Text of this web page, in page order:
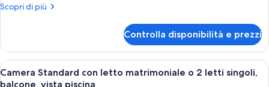
o
singoli,
balcone
Scopri di più
Altri
Standard
con
letto
matrimoniale
Controlla disponibilità e prezzi
Apri
tutte
Una camera d'hotel con un letto
4
Camera Standard con letto matrimoniale o 2 letti singoli,
balcone, vista piscina